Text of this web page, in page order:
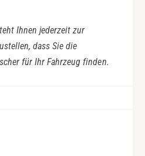
Ihnen jederzeit zur
dass Sie die
für Ihr Fahrzeug finden.